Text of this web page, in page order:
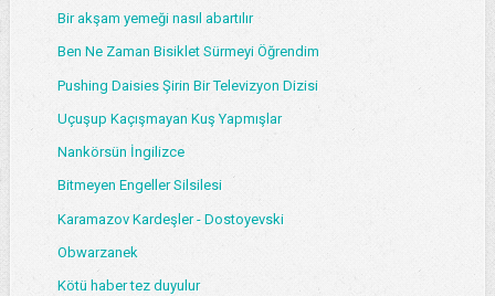
Bir akşam yemeği nasıl abartılır
Ben Ne Zaman Bisiklet Sürmeyi Öğrendim
Pushing Daisies Şirin Bir Televizyon Dizisi
Uçuşup Kaçışmayan Kuş Yapmışlar
Nankörsün İngilizce
Bitmeyen Engeller Silsilesi
Karamazov Kardeşler - Dostoyevski
Obwarzanek
Kötü haber tez duyulur